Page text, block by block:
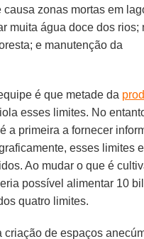
causa zonas mortas em
muita água doce dos rios;
e manutenção da
é que metade da
esses limites. No
a primeira a fornecer
esses limites
Ao mudar o que é
possível alimentar 10
quatro limites.
criação de espaços